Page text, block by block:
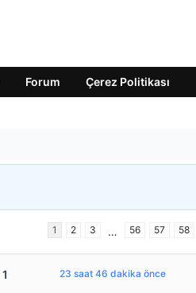
Forum Çerez Politikası
1 2 3 … 56 57 58
1 23 saat 46 dakika önce